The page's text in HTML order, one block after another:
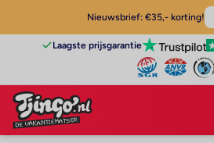
Nieuwsbrief: €35,- korting!
Laagste prijsgarantie